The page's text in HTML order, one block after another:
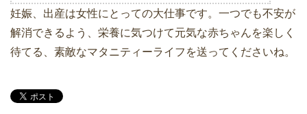
妊娠、出産は女性にとっての大仕事です。一つでも不安が
解消できるよう、栄養に気つけて元気な赤ちゃんを楽しく
待てる、素敵なマタニティーライフを送ってくださいね。